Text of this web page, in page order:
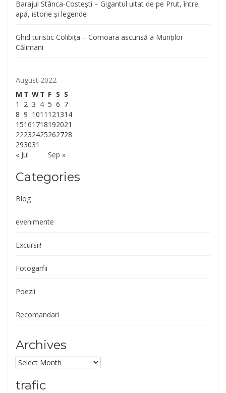
Barajul Stânca-Costești – Gigantul uitat de pe Prut, între
apă, istorie și legende
Ghid turistic Colibița – Comoara ascunsă a Munților
Călimani
August 2022
M T WT F S S
« Jul Sep »
1 2 3 4 5 6 7
8 9 1011 121314
15161718192021
22232425262728
293031
Categories
Blog
evenimente
Excursii!
Fotogarfii
Poezii
Recomandari
Archives
Archives
trafic